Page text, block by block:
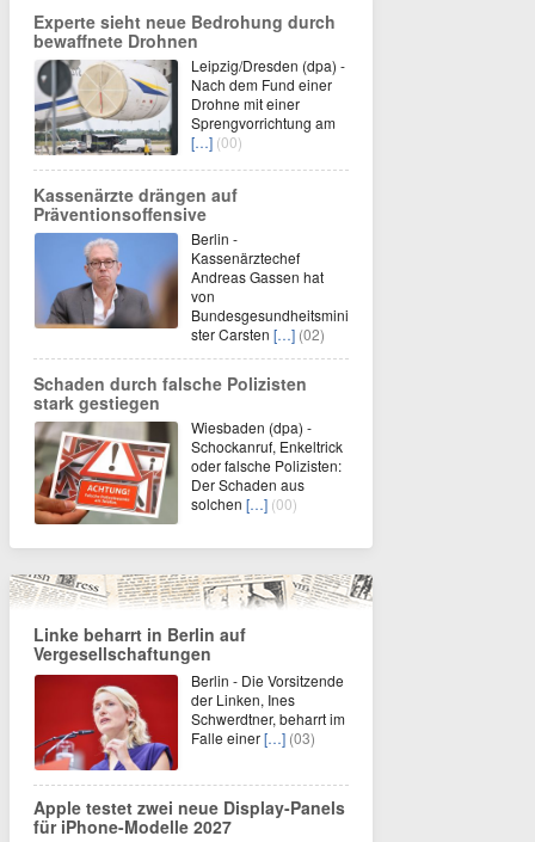
Experte sieht neue Bedrohung durch
bewaffnete Drohnen
Leipzig/Dresden (dpa) -
Nach dem Fund einer
Drohne mit einer
Sprengvorrichtung am
[…] (00)
Kassenärzte drängen auf
Präventionsoffensive
Berlin -
Kassenärztechef
Andreas Gassen hat
von
Bundesgesundheitsmini
ster Carsten […] (02)
Schaden durch falsche Polizisten
stark gestiegen
Wiesbaden (dpa) -
Schockanruf, Enkeltrick
oder falsche Polizisten:
Der Schaden aus
solchen […] (00)
Linke beharrt in Berlin auf
Vergesellschaftungen
Berlin - Die Vorsitzende
der Linken, Ines
Schwerdtner, beharrt im
Falle einer[…] (03)
Apple testet zwei neue Display-Panels
für iPhone-Modelle 2027